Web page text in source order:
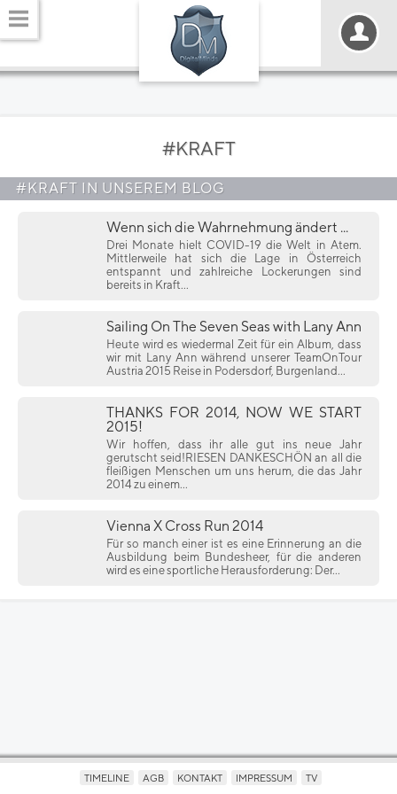
#KRAFT
#KRAFT IN UNSEREM BLOG
Wenn sich die Wahrnehmung ändert ...
Drei Monate hielt COVID-19 die Welt in Atem.
Mittlerweile hat sich die Lage in Österreich
entspannt und zahlreiche Lockerungen sind
bereits in Kraft...
Sailing On The Seven Seas with Lany Ann
Heute wird es wiedermal Zeit für ein Album, dass
wir mit Lany Ann während unserer TeamOnTour
Austria 2015 Reise in Podersdorf, Burgenland...
THANKS FOR 2014, NOW WE START
2015!
Wir hoffen, dass ihr alle gut ins neue Jahr
gerutscht seid!RIESEN DANKESCHÖN an all die
fleißigen Menschen um uns herum, die das Jahr
2014 zu einem...
Vienna X Cross Run 2014
Für so manch einer ist es eine Erinnerung an die
Ausbildung beim Bundesheer, für die anderen
wird es eine sportliche Herausforderung: Der...
TIMELINE AGB KONTAKT IMPRESSUM TV